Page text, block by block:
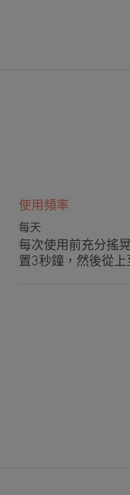
使用頻率
每天
每次使用前充分搖
置3秒鐘，然後從